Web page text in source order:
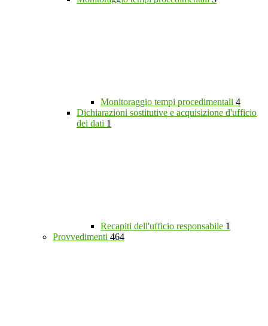
Monitoraggio tempi procedimentali 4
Dichiarazioni sostitutive e acquisizione d'ufficio
dei dati 1
Recapiti dell'ufficio responsabile 1
Provvedimenti 464